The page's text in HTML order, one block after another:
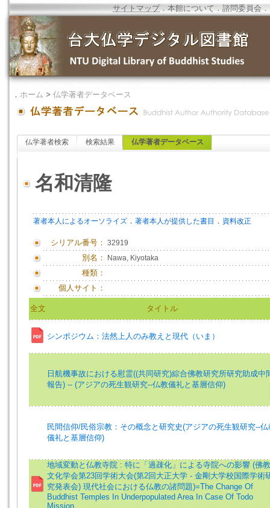
サイトマップ．本館について ．諮問委員会 ．
． ホーム > 仏学著者データベース
仏学著者検索 検索結果 仏学著者データベース
名和清隆
著者本人によるオーソライズ ． 著者本人が提供した書目 ． 資料改正
シリアル番号： 32919
別名： Nawa, Kiyotaka
種類：
個人サイト：
全文 タイトル
シンポジウム：法然上人のみ教えと現代（いま）
日航機事故における慰霊((共同研究)綜合佛教研究所研究助成中
報告) -- (アジアの死生観研究--仏教儀礼と基層信仰)
民間信仰/民俗宗教：その概念と研究史(アジアの死生観研究--仏
儀礼と基層信仰)
地域変動と仏教寺院 : 特に「過疎化」による寺院への影響 (佛教
文化学会第23回学術大会(第2回大正大学 - 金剛大学校国際学術
究発表会) 現代社会における仏教の諸問題)=The Change Of
Buddhist Temples In Underpopulated Area In Case Of Todo
Mission